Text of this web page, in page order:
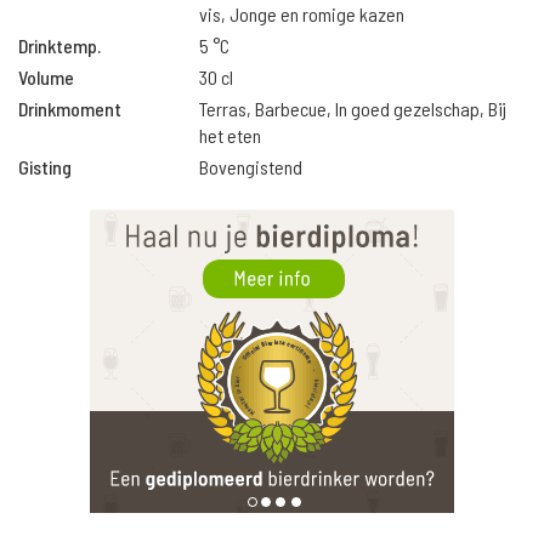
vis, Jonge en romige kazen
Drinktemp.
5 °C
Volume
30 cl
Drinkmoment
Terras, Barbecue, In goed gezelschap, Bij
het eten
Gisting
Bovengistend